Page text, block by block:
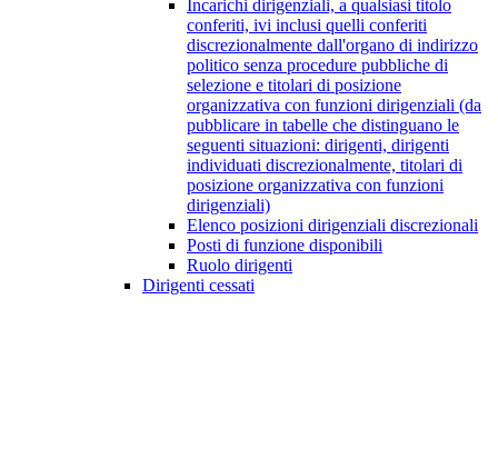
Incarichi dirigenziali, a qualsiasi titolo
conferiti, ivi inclusi quelli conferiti
discrezionalmente dall'organo di indirizzo
politico senza procedure pubbliche di
selezione e titolari di posizione
organizzativa con funzioni dirigenziali (da
pubblicare in tabelle che distinguano le
seguenti situazioni: dirigenti, dirigenti
individuati discrezionalmente, titolari di
posizione organizzativa con funzioni
dirigenziali)
Elenco posizioni dirigenziali discrezionali
Posti di funzione disponibili
Ruolo dirigenti
Dirigenti cessati